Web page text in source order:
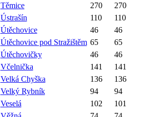
Těmice
270
270
Ústrašín
110
110
Útěchovice
46
46
Útěchovice pod Stražištěm 65
65
Útěchovičky
46
46
Včelnička
141
141
Velká Chyška
136
136
Velký Rybník
94
94
Veselá
102
101